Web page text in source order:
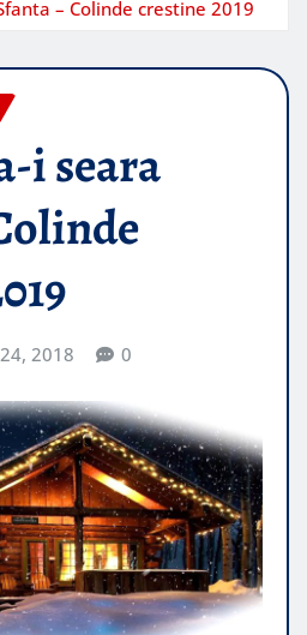
– Colinde crestine 2019
i seara
2018 0